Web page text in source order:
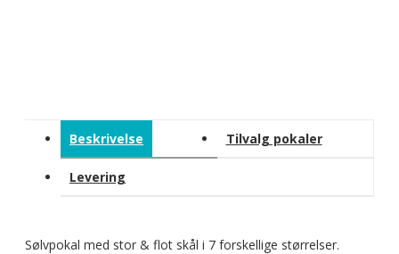
Beskrivelse Tilvalg pokaler
Levering
Sølvpokal med stor & flot skål i 7 forskellige størrelser.